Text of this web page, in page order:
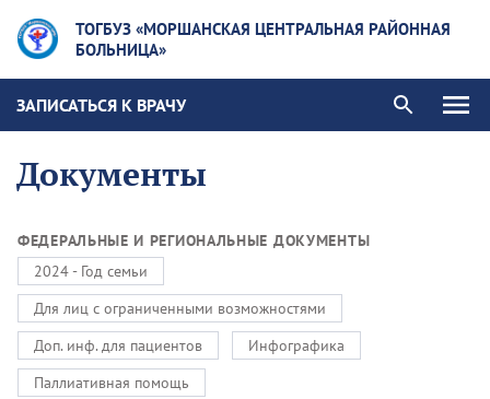
ТОГБУЗ «МОРШАНСКАЯ ЦЕНТРАЛЬНАЯ РАЙОННАЯ
БОЛЬНИЦА»
ЗАПИСАТЬСЯ К ВРАЧУ
Документы
ФЕДЕРАЛЬНЫЕ И РЕГИОНАЛЬНЫЕ ДОКУМЕНТЫ
2024 - Год семьи
Для лиц с ограниченными возможностями
Доп. инф. для пациентов
Инфографика
Паллиативная помощь